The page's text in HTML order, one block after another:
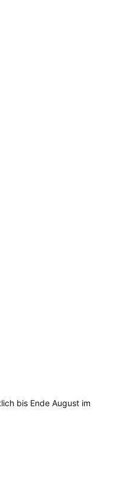
bis Ende August im